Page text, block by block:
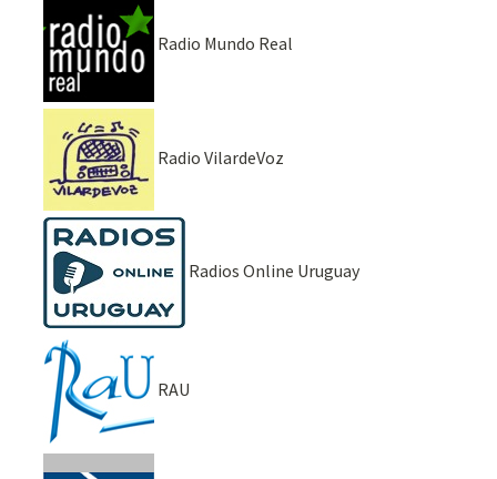
Radio Mundo Real
Radio VilardeVoz
Radios Online Uruguay
RAU